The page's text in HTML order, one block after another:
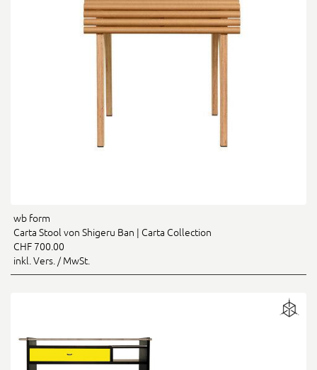
wb form
Carta Stool von Shigeru Ban | Carta Collection
CHF 700.00
inkl. Vers. / MwSt.